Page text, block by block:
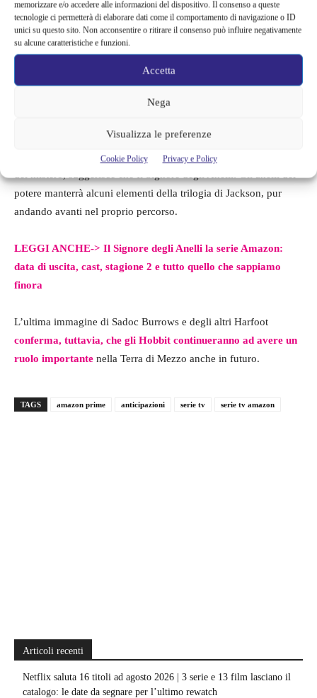
memorizzare e/o accedere alle informazioni del dispositivo. Il consenso a queste
tecnologie ci permetterà di elaborare dati come il comportamento di navigazione o ID
unici su questo sito. Non acconsentire o ritirare il consenso può influire negativamente
su alcune caratteristiche e funzioni.
Accetta
Nega
Visualizza le preferenze
Cookie Policy Privacy e Policy
LEGGI ANCHE->Il Signore degli Anelli: cosa sapere su
Elrond prima de “Gli anelli del potere”
La trilogia del Signore degli Anelli di Jackson è amata da
innumerevoli fan in tutto il mondo e la pressione è
show all’altezza delle aspettative create dalla trilogia originale.
Sebbene il trailer del prossimo show mantenga vivo gran parte
potere manterrà alcuni elementi della trilogia di Jackson, pur
andando avanti nel proprio percorso.
LEGGI ANCHE-> Il Signore degli Anelli la serie Amazon:
data di uscita, cast, stagione 2 e tutto quello che sappiamo
finora
L’ultima immagine di Sadoc Burrows e degli altri Harfoot
conferma, tuttavia, che gli Hobbit continueranno ad avere un
ruolo importante nella Terra di Mezzo anche in futuro.
TAGS amazon prime anticipazioni serie tv serie tv amazon
Articoli recenti
Netflix saluta 16 titoli ad agosto 2026 | 3 serie e 13 film lasciano il
catalogo: le date da segnare per l’ultimo rewatch